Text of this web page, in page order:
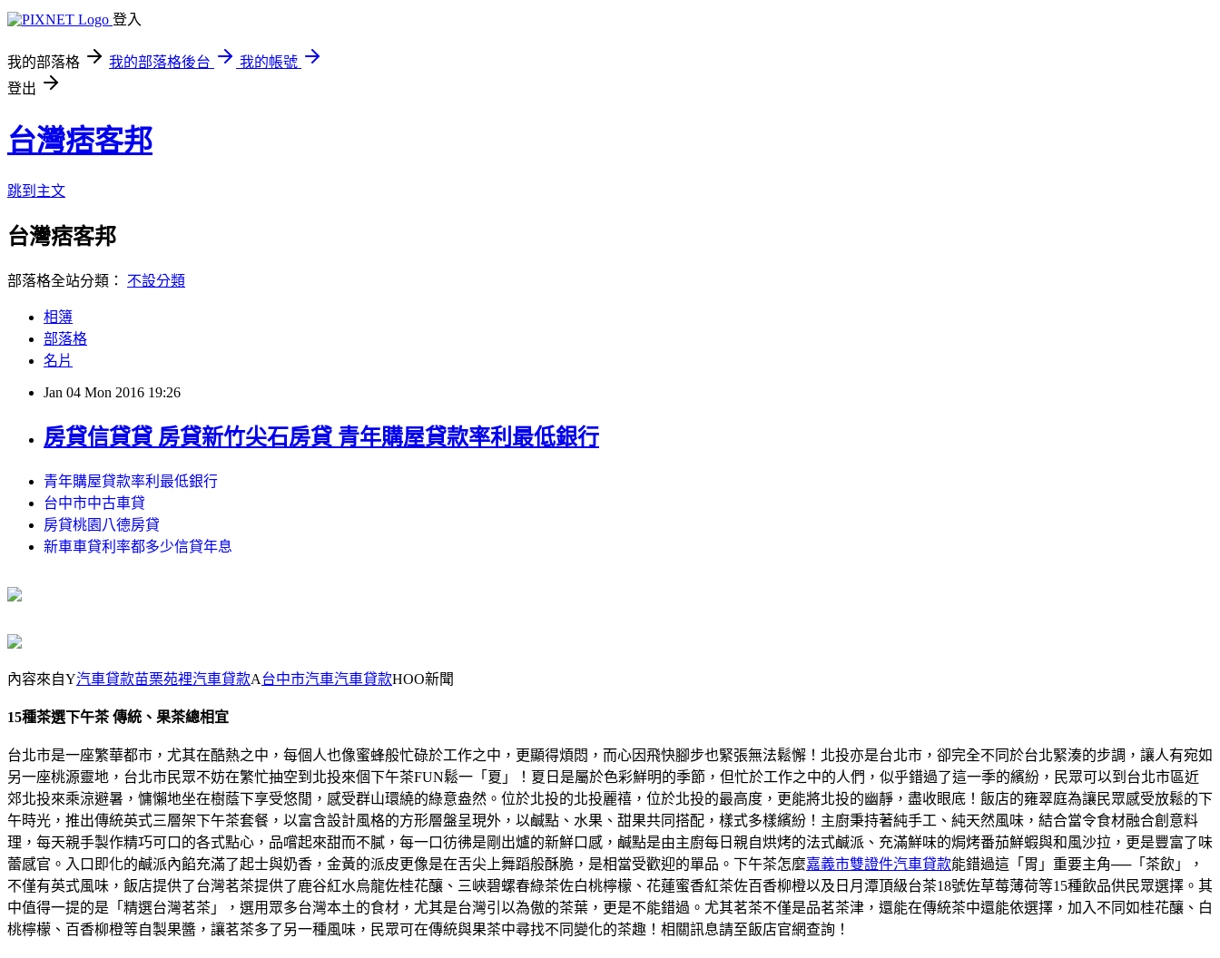
登入
我的部落格 我的部落格後台
我的帳號
登出
台灣痞客邦
跳到主文
台灣痞客邦
部落格全站分類： 不設分類
相簿
部落格
名片
Jan 04 Mon 2016 19:26
房貸信貸貸 房貸新竹尖石房貸 青年購屋貸款率利最低銀行
青年購屋貸款率利最低銀行
台中市中古車貸
房貸桃園八德房貸
新車車貸利率都多少信貸年息
內容來自Y汽車貸款苗栗苑裡汽車貸款A台中市汽車汽車貸款HOO新聞
15種茶選下午茶 傳統、果茶總相宜
台北市是一座繁華都市，尤其在酷熱之中，每個人也像蜜蜂般忙碌於工作之中，更顯得煩悶，而心因飛快腳步也緊張無法鬆懈！北投亦是台北市，卻完全不同於台北緊湊的步調，讓人有宛如
另一座桃源靈地，台北市民眾不妨在繁忙抽空到北投來個下午茶FUN鬆一「夏」！夏日是屬於色彩鮮明的季節，但忙於工作之中的人們，似乎錯過了這一季的繽紛，民眾可以到台北市區近
郊北投來乘涼避暑，慵懶地坐在樹蔭下享受悠閒，感受群山環繞的綠意盎然。位於北投的北投麗禧，位於北投的最高度，更能將北投的幽靜，盡收眼底！飯店的雍翠庭為讓民眾感受放鬆的下
午時光，推出傳統英式三層架下午茶套餐，以富含設計風格的方形層盤呈現外，以鹹點、水果、甜果共同搭配，樣式多樣繽紛！主廚秉持著純手工、純天然風味，結合當令食材融合創意料
理，每天親手製作精巧可口的各式點心，品嚐起來甜而不膩，每一口彷彿是剛出爐的新鮮口感，鹹點是由主廚每日親自烘烤的法式鹹派、充滿鮮味的焗烤番茄鮮蝦與和風沙拉，更是豐富了味
蕾感官。入口即化的鹹派內餡充滿了起士與奶香，金黃的派皮更像是在舌尖上舞蹈般酥脆，是相當受歡迎的單品。下午茶怎麼嘉義市雙證件汽車貸款能錯過這「胃」重要主角──「茶飲」，
不僅有英式風味，飯店提供了台灣茗茶提供了鹿谷紅水烏龍佐桂花釀、三峽碧螺春綠茶佐白桃檸檬、花蓮蜜香紅茶佐百香柳橙以及日月潭頂級台茶18號佐草莓薄荷等15種飲品供民眾選擇。其
中值得一提的是「精選台灣茗茶」，選用眾多台灣本土的食材，尤其是台灣引以為傲的茶葉，更是不能錯過。尤其茗茶不僅是品茗茶津，還能在傳統茶中還能依選擇，加入不同如桂花釀、白
桃檸檬、百香柳橙等自製果醬，讓茗茶多了另一種風味，民眾可在傳統與果茶中尋找不同變化的茶趣！相關訊息請至飯店官網查詢！